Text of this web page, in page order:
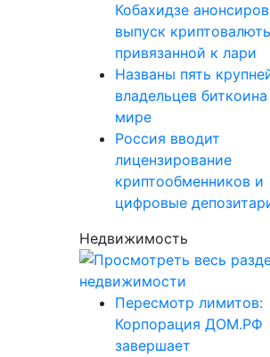
Кобахидзе
выпуск
привязанной к лари
Названы пять
владельцев
мире
Россия вводит
лицензирование
криптообменников и
цифровые
Недвижимость
Пересмотр лимитов:
Корпорация ДОМ.РФ
завершает